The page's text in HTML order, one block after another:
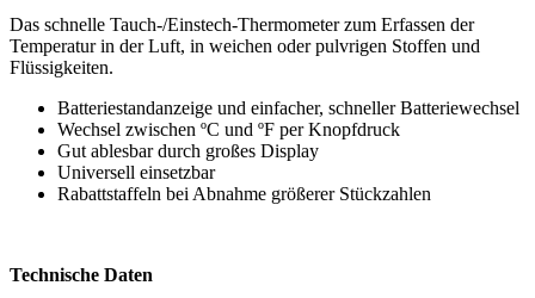
Das schnelle Tauch-/Einstech-Thermometer zum Erfassen der
Temperatur in der Luft, in weichen oder pulvrigen Stoffen und
Flüssigkeiten.
Batteriestandanzeige und einfacher, schneller Batteriewechsel
Wechsel zwischen ºC und ºF per Knopfdruck
Gut ablesbar durch großes Display
Universell einsetzbar
Rabattstaffeln bei Abnahme größerer Stückzahlen
Technische Daten